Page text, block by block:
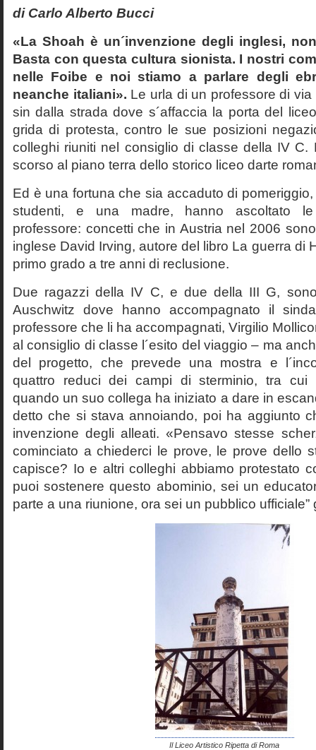
di Carlo Alberto Bucci
«La Shoah è un´invenzione degli inglesi,
Basta con questa cultura sionista. I nostri
nelle Foibe e noi stiamo a parlare degli
neanche italiani». Le urla di un professore di
sin dalla strada dove s´affaccia la porta del
grida di protesta, contro le sue posizioni
colleghi riuniti nel consiglio di classe della IV C.
scorso al piano terra dello storico liceo darte
Ed è una fortuna che sia accaduto di
studenti, e una madre, hanno ascoltato le
professore: concetti che in Austria nel 2006
inglese David Irving, autore del libro La guerra di
primo grado a tre anni di reclusione.
Due ragazzi della IV C, e due della III G,
Auschwitz dove hanno accompagnato il
professore che li ha accompagnati, Virgilio
al consiglio di classe l´esito del viaggio – ma
del progetto, che prevede una mostra e
quattro reduci dei campi di sterminio, tra cui
quando un suo collega ha iniziato a dare in
detto che si stava annoiando, poi ha aggiunto
invenzione degli alleati. «Pensavo stesse
cominciato a chiederci le prove, le prove dello
capisce? Io e altri colleghi abbiamo protestato
puoi sostenere questo abominio, sei un
parte a una riunione, ora sei un pubblico ufficiale”
Il Liceo Artistico Ripetta di Roma